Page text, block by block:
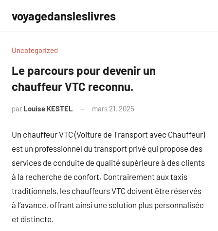
contenu
voyagedansleslivres
Uncategorized
Le parcours pour devenir un
chauffeur VTC reconnu.
par Louise KESTEL mars 21, 2025
Un chauffeur VTC (Voiture de Transport avec Chauffeur)
est un professionnel du transport privé qui propose des
services de conduite de qualité supérieure à des clients
à la recherche de confort. Contrairement aux taxis
traditionnels, les chauffeurs VTC doivent être réservés
à l’avance, offrant ainsi une solution plus personnalisée
et distincte.